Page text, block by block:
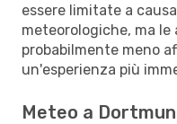
essere limitate a
meteorologiche, ma
probabilmente meno
un'esperienza più
Meteo a